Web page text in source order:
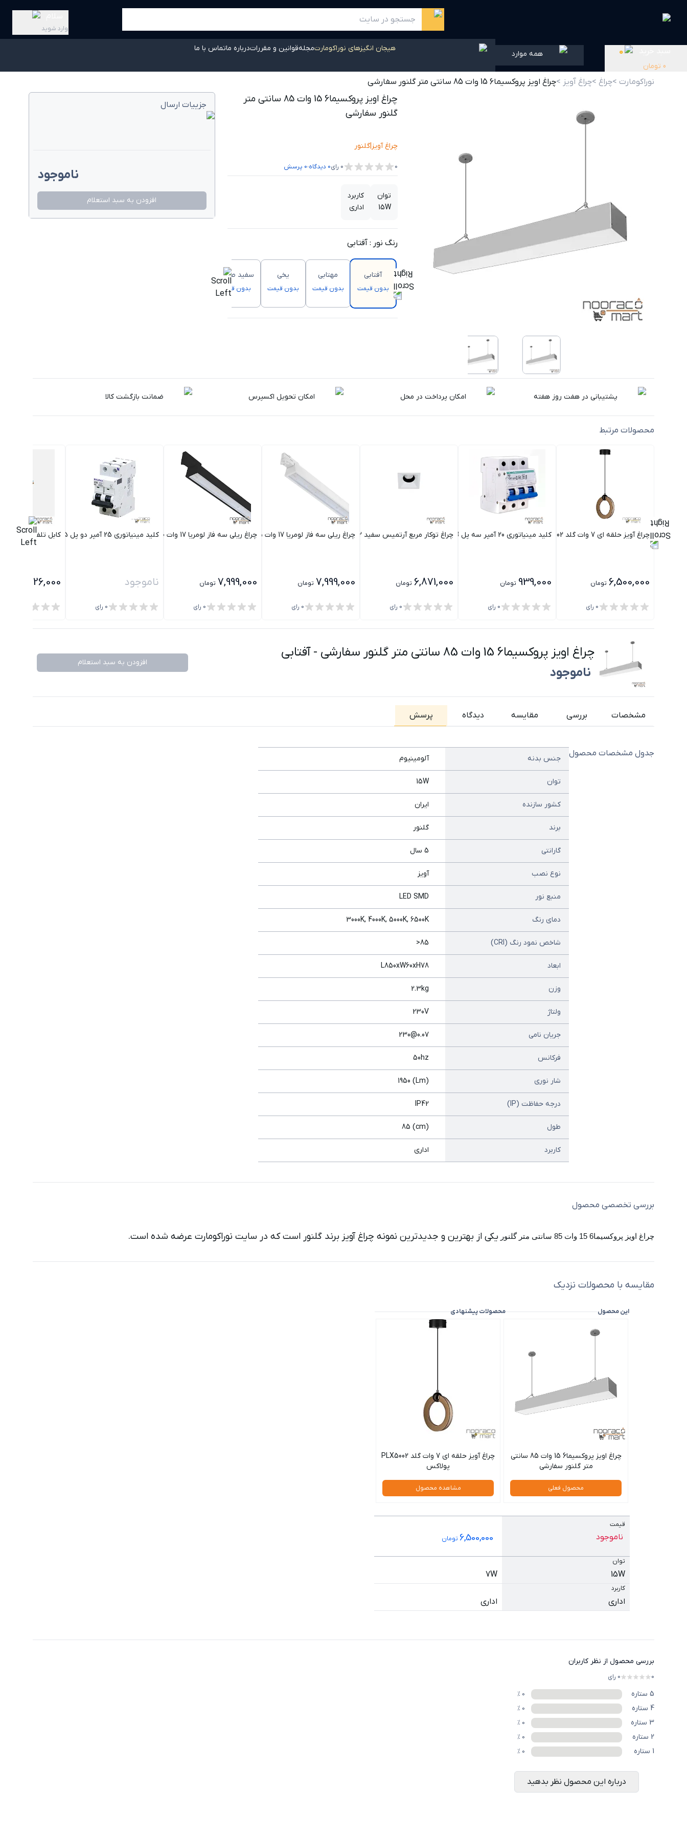
همه موارد
وارد شوید
0 تومان
0 هیجان انگیزهای نوراکومارتمجلهقوانین و مقرراتدرباره ماتماس با ما
نوراکومارت >چراغ >چراغ آویز >چراغ اویز پروکسیما6 15 وات 85 سانتی متر گلنور سفارشی
چراغ اویز پروکسیما6 15 وات 85 سانتی متر
گلنور سفارشی
چراغ آویز|گلنور
0
0 رای0 دیدگاه،0 پرسش
توان
15W
کاربرد
اداری
رنگ نور :آفتابی
آفتابی
بدون قیمت
مهتابی
بدون قیمت
یخی
بدون قیمت
سفید صدفی
بدون قیمت
جزییات ارسال
ناموجود
افزودن به سبد استعلام
پشتیبانی در هفت روز هفته امکان پرداخت در محل امکان تحویل اکسپرس ضمانت بازگشت کالا
محصولات مرتبط
چراغ آویز حلقه ای 7 وات گلد PLX5002 پولاکس
6,500,000 تومان
0 رای
کلید مینیاتوری 20 آمپر سه پل B دنا الکتریک ایرانیان
939,000 تومان
0 رای
چراغ توکار مربع آرتمیس سفید 12 وات 35 درجه مازی نور
6,871,000 تومان
0 رای
چراغ ریلی سه فاز لومریا 17 وات نامتقارن دو طرفه مازی نور
7,999,000 تومان
0 رای
چراغ ریلی سه فاز لومریا 17 وات 30 درجه مشکی مازی نور
7,999,000 تومان
0 رای
کلید مینیاتوری 25 آمپر دو پل C25 شیل ایران
ناموجود
0 رای
کابل تلفن 4 زوج 0.6 زمینی لوشان
126,000
چراغ اویز پروکسیما6 15 وات 85 سانتی متر گلنور سفارشی -آفتابی
ناموجود
افزودن به سبد استعلام
مشخصات بررسی مقایسه دیدگاه پرسش
جدول مشخصات محصول
جنس بدنه آلومینیوم
توان 15W
کشور سازنده ایران
برند گلنور
گارانتی 5 سال
نوع نصب آویز
منبع نور LED SMD
دمای رنگ 3000K, 4000K, 5000K, 6500K
شاخص نمود رنگ (CRI) 85<
ابعاد L850xW60xH78
وزن 2.3kg
ولتاژ 230V
جریان نامی 0.07@230
فرکانس 50hz
شار نوری (Lm) 1950
درجه حفاظت (IP) IP42
طول (cm) 85
کاربرد اداری
بررسی تخصصی محصول
چراغ اویز پروکسیما6 15 وات 85 سانتی متر گلنور یکی از بهترین و جدیدترین نمونه چراغ آویز برند گلنور است که در سایت نوراکومارت عرضه شده است.
مقایسه با محصولات نزدیک
این محصول محصولات پیشنهادی
چراغ اویز پروکسیما6 15 وات 85 سانتی
متر گلنور سفارشی
محصول فعلی
چراغ آویز حلقه ای 7 وات گلد PLX5002
پولاکس
مشاهده محصول
قیمت
ناموجود 6,500,000 تومان
توان
15W
7W
کاربرد
اداری اداری
بررسی محصول از نظر کاربران
0
0 رای
5 ستاره 0
%
4 ستاره 0
%
3 ستاره 0
%
2 ستاره 0
%
1 ستاره 0
%
درباره این محصول نظر بدهید